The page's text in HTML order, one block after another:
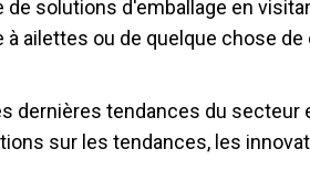
de solutions d'emballage en
à ailettes ou de quelque chose
dernières tendances du
sur les tendances, les